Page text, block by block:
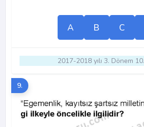
A B C
2017-2018 yılı 3. Dönem
9.